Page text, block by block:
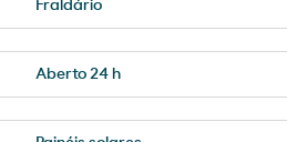
Fraldário
Aberto 24 h